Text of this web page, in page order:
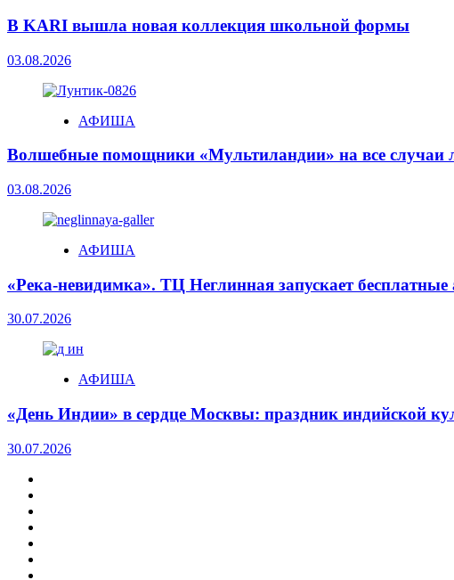
В KARI вышла новая коллекция школьной формы
03.08.2026
АФИША
Волшебные помощники «Мультиландии» на все случаи
03.08.2026
АФИША
«Река-невидимка». ТЦ Неглинная запускает бесплатные
30.07.2026
АФИША
«День Индии» в сердце Москвы: праздник индийской
30.07.2026